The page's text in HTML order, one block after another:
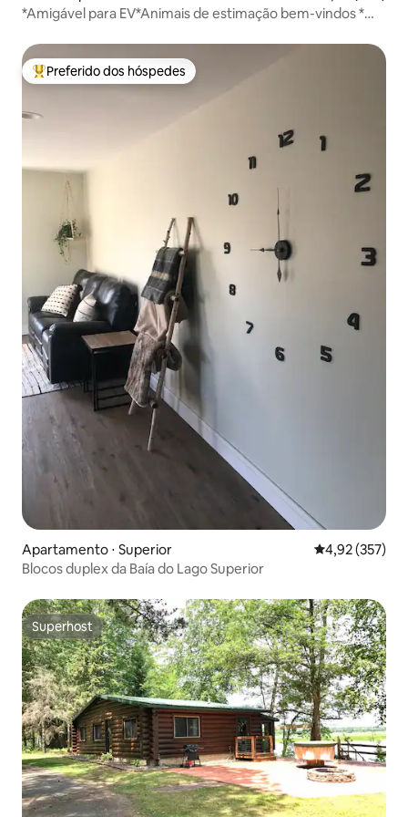
*Amigável para EV*Animais de estimação bem-vindos *
Entre os melhores preferidos dos hóspedes
Preferido dos hóspedes
Apartamento ⋅ Superior 4,92 de uma
4,92 (357)
Blocos duplex da Baía do Lago Superior
Superhost
Superhost